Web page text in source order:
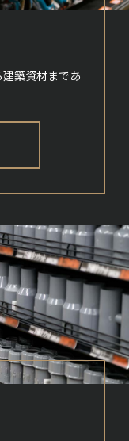
築資材まであ